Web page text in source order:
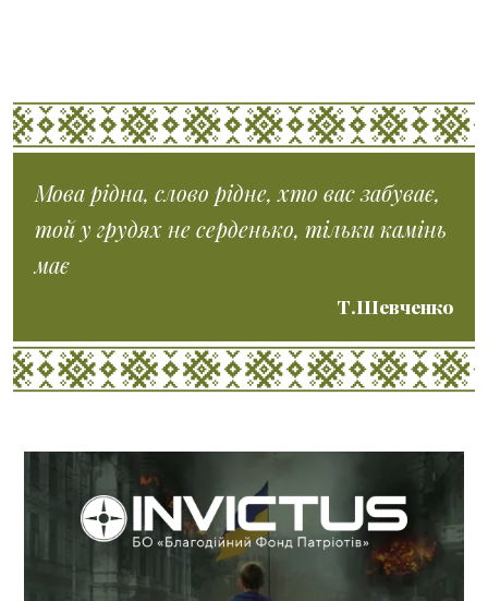
Мова рідна, слово рідне, хто вас забуває,
той у грудях не серденько, тільки камінь
має
Т.Шевченко